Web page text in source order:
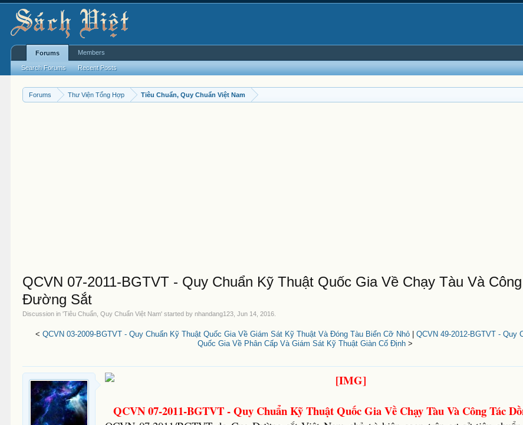
Forums Thư Viện Tổng Hợp Tiêu Chuẩn, Quy Chuẩn Việt Nam
QCVN 07-2011-BGTVT - Quy Chuẩn Kỹ Thuật Quốc Gia Về Chạy Tàu Và
Đường Sắt
Discussion in 'Tiêu Chuẩn, Quy Chuẩn Việt Nam' started bynhandang123 ,Jun 14, 2016
< QCVN 03-2009-BGTVT - Quy Chuẩn Kỹ Thuật Quốc Gia Về Giám Sát Kỹ Thuật Và Đóng Tàu Biển Cỡ Nhỏ| QCVN 49-2012-BGTVT - Quy
Quốc Gia Về Phân Cấp Và Giám Sát Kỹ Thuật Giàn Cố Định>
QCVN 07-2011-BGTVT - Quy Chuẩn Kỹ Thuật Quốc Gia Về Chạy Tàu Và Công Tác
Forums
Search Forums Recent Posts
Members